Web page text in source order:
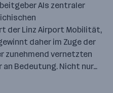
Als zentraler
der Linz Airport Mobilität,
daher im Zuge der
zunehmend vernetzten
Bedeutung. Nicht nur…